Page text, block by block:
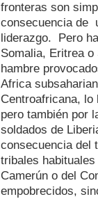
fronteras son
consecuencia de
liderazgo. Pero
Somalia, Eritrea
hambre
Africa
Centroafricana,
pero también por
soldados de
consecuencia del
tribales
Camerún o del
empobrecidos,